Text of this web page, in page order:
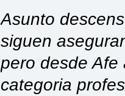
Asunto
siguen
pero desde
categoria